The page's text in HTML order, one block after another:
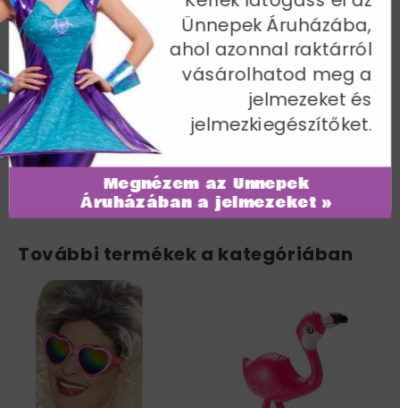
Zöld Krokodil Jelmez Férfiaknak
Kapucnis Kezeslábassal - L
Mellbőség 107-112 cm / Derékbőség 91-97 cm / Belső
lábhossz 84 cm
Cikkszám: 31671L
További termékek a kategóriában
Megnézem az Ünnepek
Áruházában a jelmezeket »
Ünnepek Áruházába,
ahol azonnal raktárról
vásárolhatod meg a
jelmezeket és
jelmezkiegészítőket.